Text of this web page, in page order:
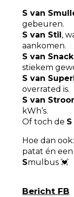
S van
gebeuren.
S van Stil ,
aankomen.
S van
stiekem
S van
overrated is.
S van
kWh’s.
Of toch de
Hoe dan
patat én
Smulbus 💓
Bericht FB